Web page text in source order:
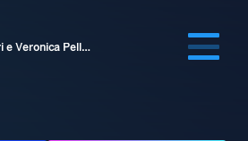
Alan Palmieri e Veronica Pellegrino